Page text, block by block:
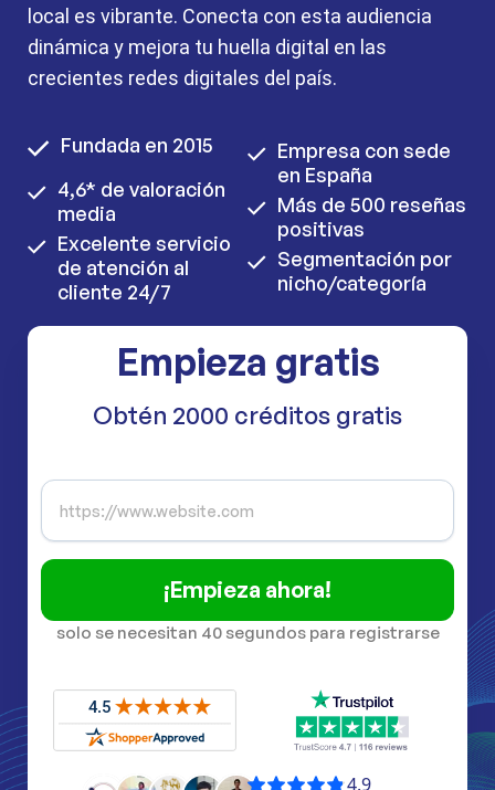
local es vibrante. Conecta con esta audiencia
dinámica y mejora tu huella digital en las
crecientes redes digitales del país.
Fundada en 2015
4,6* de valoración
media
Excelente servicio
de atención al
cliente 24/7
Empresa con sede
en España
Más de 500 reseñas
positivas
Segmentación por
nicho/categoría
Empieza gratis
Obtén 2000 créditos gratis
¡Empieza ahora!
solo se necesitan 40 segundos para registrarse